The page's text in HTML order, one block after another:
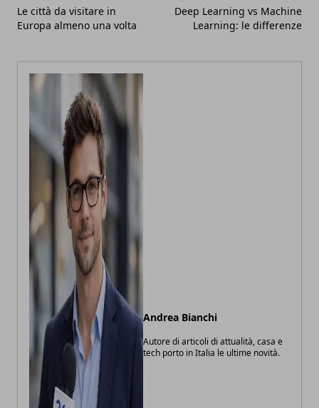
Le città da visitare in
Europa almeno una volta
Deep Learning vs Machine
Learning: le differenze
Andrea Bianchi
Autore di articoli di attualità, casa e
tech porto in Italia le ultime novità.